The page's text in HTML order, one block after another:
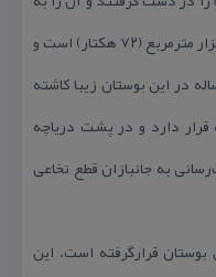
اتمام رساندند.مساحت این بوستان ۷۲۰ هزار مترمربع (۷۲ هكتار) است و
در این بوستان زیبا كاشته
دارد و در پشت دریاچه
به جانبازان قطع نخاعی
قرارگرفته است. این